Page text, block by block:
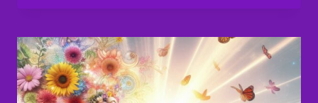
PEUT
VOUS
AIDER
DANS